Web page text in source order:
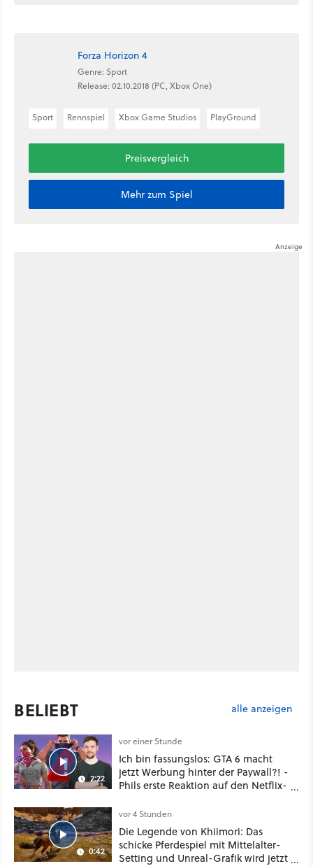
Forza Horizon 4
Genre: Sport
Release: 02.10.2018 (PC, Xbox One)
Sport Rennspiel Xbox Game Studios PlayGround
Preisvergleich
Mehr zum Spiel
BELIEBT alle anzeigen
2:22
vor einer Stunde
Ich bin fassungslos: GTA 6 macht
jetzt Werbung hinter der Paywall?! -
Phils erste Reaktion auf den Netflix-
0:42
vor 4 Stunden
Die Legende von Khiimori: Das
schicke Pferdespiel mit Mittelalter-
Setting und Unreal-Grafik wird jetzt